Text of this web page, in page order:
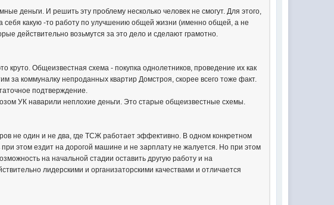
деньги. И решить эту проблему несколько человек не смогут. Для этого,
себя какую -то работу по улучшению общей жизни (именно общей, а не
действительно возьмутся за это дело и сделают грамотно.
круто. Общеизвестная схема - покупка однолетников, проведение их как
за коммуналку непроданных квартир Домстроя, скорее всего тоже факт.
подтверждение.
УК наварили неплохие деньги. Это старые общеизвестные схемы.
не один и не два, где ТСЖ работает эффективно. В одном конкретном
этом ездит на дорогой машине и не зарплату не жалуется. Но при этом
на начальной стадии оставить другую работу и на
лидерскими и организаторскими качествами и отличается